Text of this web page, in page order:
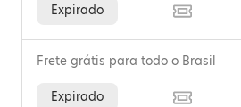
Expirado
Frete grátis para todo o Brasil
Expirado